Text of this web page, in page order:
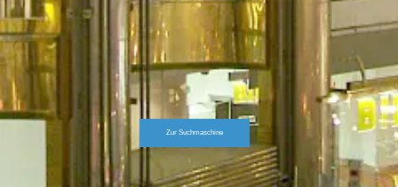
Zur Suchmaschine